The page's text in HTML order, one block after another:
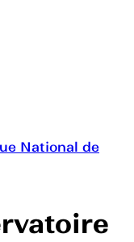
National de